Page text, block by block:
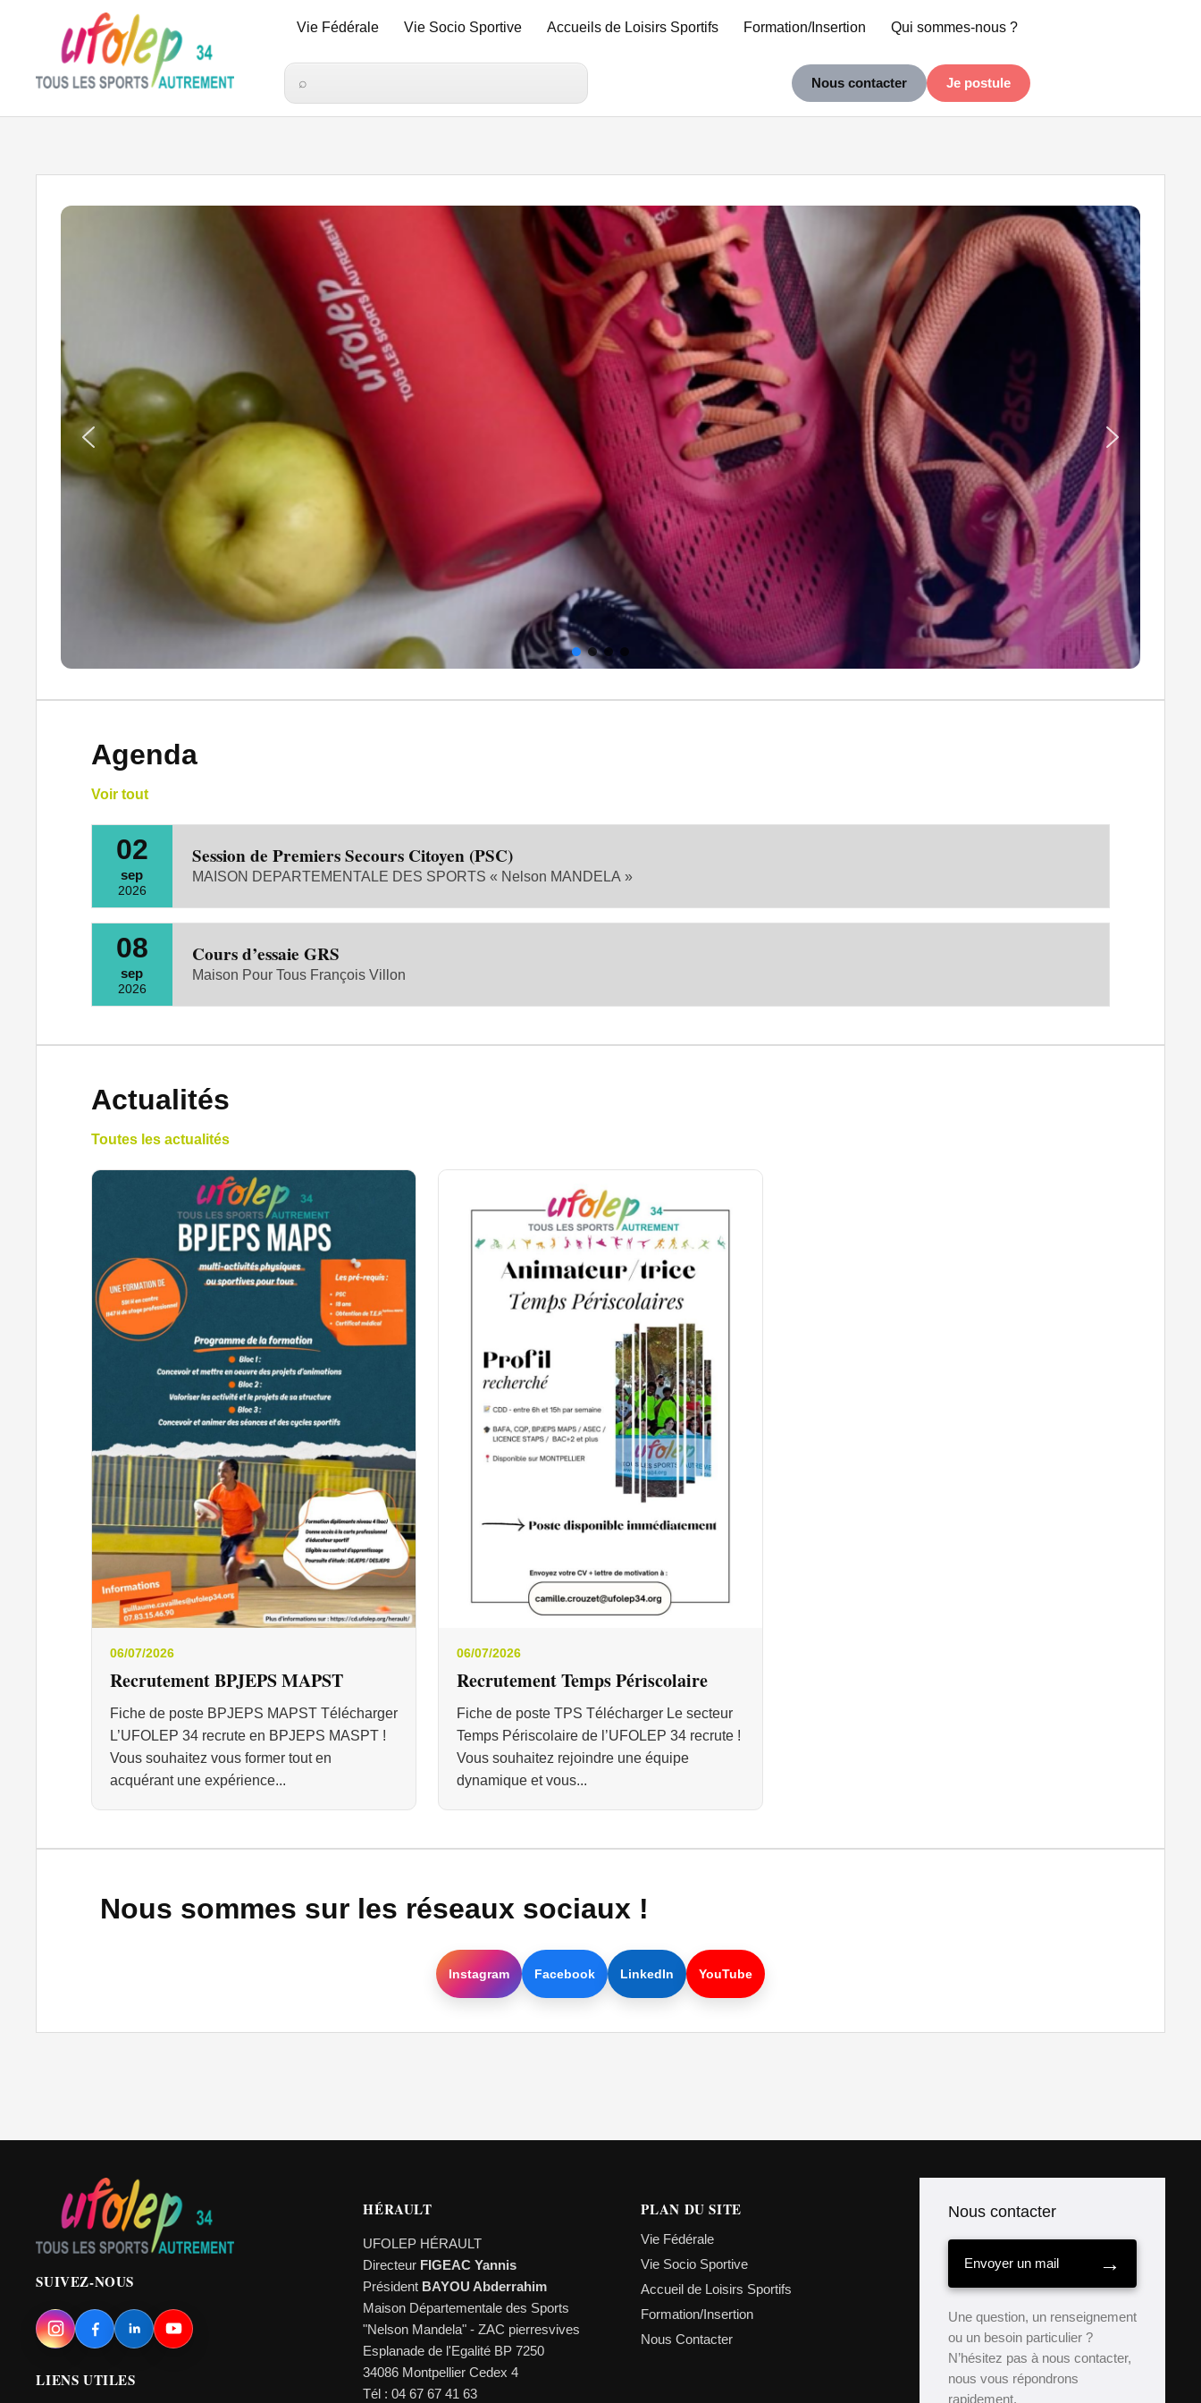
Vie Fédérale Vie Socio Sportive Accueils de Loisirs Sportifs Formation/Insertion Qui sommes-nous ?
Nous contacter Je postule
Agenda
Voir tout
02
sep
2026
Session de Premiers Secours Citoyen (PSC)
MAISON DEPARTEMENTALE DES SPORTS « Nelson MANDELA »
08
sep
2026
Cours d’essaie GRS
Maison Pour Tous François Villon
Actualités
Toutes les actualités
06/07/2026
Recrutement BPJEPS MAPST
Fiche de poste BPJEPS MAPST Télécharger
L’UFOLEP 34 recrute en BPJEPS MASPT !
Vous souhaitez vous former tout en
acquérant une expérience...
06/07/2026
Recrutement Temps Périscolaire
Fiche de poste TPS Télécharger Le secteur
Temps Périscolaire de l’UFOLEP 34 recrute !
Vous souhaitez rejoindre une équipe
dynamique et vous...
Nous sommes sur les réseaux sociaux !
Instagram Facebook LinkedIn YouTube
SUIVEZ-NOUS
LIENS UTILES
HÉRAULT
UFOLEP HÉRAULT
Directeur FIGEAC Yannis
Président BAYOU Abderrahim
Maison Départementale des Sports
"Nelson Mandela" - ZAC pierresvives
Esplanade de l'Egalité BP 7250
34086 Montpellier Cedex 4
Tél : 04 67 67 41 63
PLAN DU SITE
Vie Fédérale
Vie Socio Sportive
Accueil de Loisirs Sportifs
Formation/Insertion
Nous Contacter
Nous contacter
Envoyer un mail →
Une question, un renseignement
ou un besoin particulier ?
N’hésitez pas à nous contacter,
nous vous répondrons
rapidement.